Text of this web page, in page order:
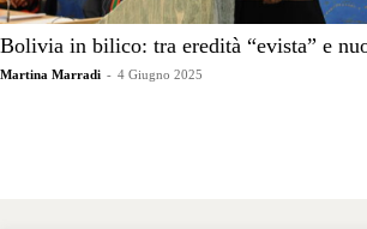
Bolivia in bilico: tra eredità “evista” e
Martina Marradi - 4 Giugno 2025